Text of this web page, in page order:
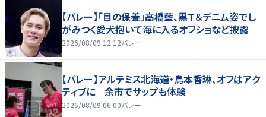
【バレー】「目の保養」高橋藍、黒Ｔ＆デニム姿でし
がみつく愛犬抱いて海に入るオフショなど披露
2026/08/09 12:12バレー
【バレー】アルテミス北海道・鳥本香琳、オフはアク
ティブに 余市でサップも体験
2026/08/09 06:00バレー